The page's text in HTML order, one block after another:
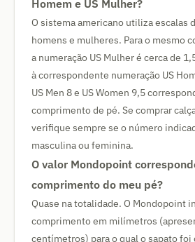
Homem e US Mulher?
O sistema americano utiliza escalas
homens e mulheres. Para o mesmo
a numeração US Mulher é cerca de
à correspondente numeração US
US Men 8 e US Women 9,5
comprimento de pé. Se comprar
verifique sempre se o número
masculina ou feminina.
O valor Mondopoint
comprimento do meu pé?
Quase na totalidade. O Mondopoint
comprimento em milímetros
centímetros) para o qual o sapato foi